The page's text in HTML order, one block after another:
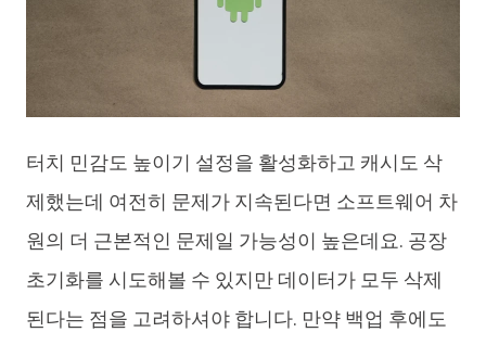
터치 민감도 높이기 설정을 활성화하고 캐시도 삭
제했는데 여전히 문제가 지속된다면 소프트웨어 차
원의 더 근본적인 문제일 가능성이 높은데요. 공장
초기화를 시도해볼 수 있지만 데이터가 모두 삭제
된다는 점을 고려하셔야 합니다. 만약 백업 후에도